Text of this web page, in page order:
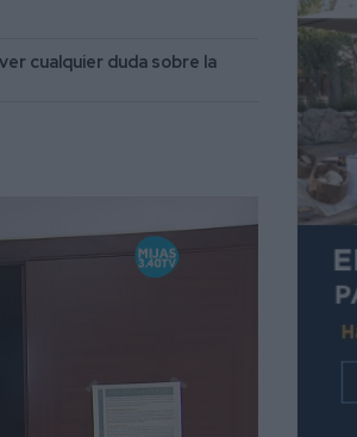
cualquier duda sobre la